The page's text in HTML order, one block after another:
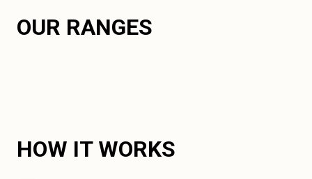
OUR RANGES
HOW IT WORKS